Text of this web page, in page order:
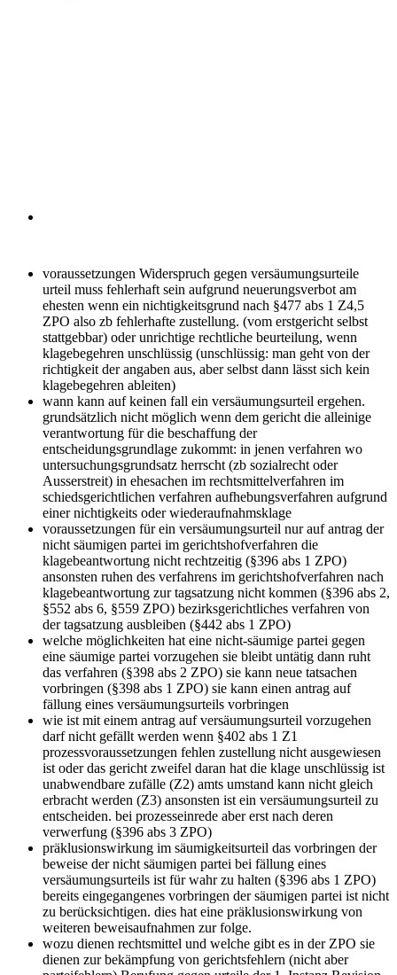
voraussetzungen Widerspruch gegen versäumungsurteile
urteil muss fehlerhaft sein aufgrund neuerungsverbot am
ehesten wenn ein nichtigkeitsgrund nach §477 abs 1 Z4,5
ZPO also zb fehlerhafte zustellung. (vom erstgericht selbst
stattgebbar) oder unrichtige rechtliche beurteilung, wenn
klagebegehren unschlüssig (unschlüssig: man geht von der
richtigkeit der angaben aus, aber selbst dann lässt sich kein
klagebegehren ableiten)
wann kann auf keinen fall ein versäumungsurteil ergehen.
grundsätzlich nicht möglich wenn dem gericht die alleinige
verantwortung für die beschaffung der
entscheidungsgrundlage zukommt: in jenen verfahren wo
untersuchungsgrundsatz herrscht (zb sozialrecht oder
Ausserstreit) in ehesachen im rechtsmittelverfahren im
schiedsgerichtlichen verfahren aufhebungsverfahren aufgrund
einer nichtigkeits oder wiederaufnahmsklage
voraussetzungen für ein versäumungsurteil nur auf antrag der
nicht säumigen partei im gerichtshofverfahren die
klagebeantwortung nicht rechtzeitig (§396 abs 1 ZPO)
ansonsten ruhen des verfahrens im gerichtshofverfahren nach
klagebeantwortung zur tagsatzung nicht kommen (§396 abs 2,
§552 abs 6, §559 ZPO) bezirksgerichtliches verfahren von
der tagsatzung ausbleiben (§442 abs 1 ZPO)
welche möglichkeiten hat eine nicht-säumige partei gegen
eine säumige partei vorzugehen sie bleibt untätig dann ruht
das verfahren (§398 abs 2 ZPO) sie kann neue tatsachen
vorbringen (§398 abs 1 ZPO) sie kann einen antrag auf
fällung eines versäumungsurteils vorbringen
wie ist mit einem antrag auf versäumungsurteil vorzugehen
darf nicht gefällt werden wenn §402 abs 1 Z1
prozessvoraussetzungen fehlen zustellung nicht ausgewiesen
ist oder das gericht zweifel daran hat die klage unschlüssig ist
unabwendbare zufälle (Z2) amts umstand kann nicht gleich
erbracht werden (Z3) ansonsten ist ein versäumungsurteil zu
entscheiden. bei prozesseinrede aber erst nach deren
verwerfung (§396 abs 3 ZPO)
präklusionswirkung im säumigkeitsurteil das vorbringen der
beweise der nicht säumigen partei bei fällung eines
versäumungsurteils ist für wahr zu halten (§396 abs 1 ZPO)
bereits eingegangenes vorbringen der säumigen partei ist nicht
zu berücksichtigen. dies hat eine präklusionswirkung von
weiteren beweisaufnahmen zur folge.
wozu dienen rechtsmittel und welche gibt es in der ZPO sie
dienen zur bekämpfung von gerichtsfehlern (nicht aber